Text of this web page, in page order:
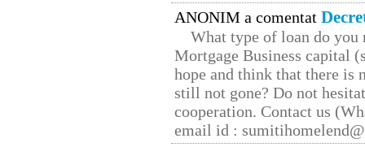
ANONIM a comentat
What type of loan do you
Mortgage Business capital
hope and think that there is
still not gone? Do not
cooperation. Contact us
email id :